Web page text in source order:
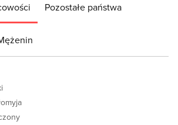
Pozostałe państwa